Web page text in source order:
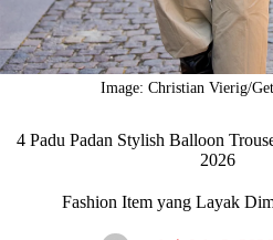
Image: Christian Vierig/
4 Padu Padan Stylish Balloon
2026
Fashion Item yang Layak